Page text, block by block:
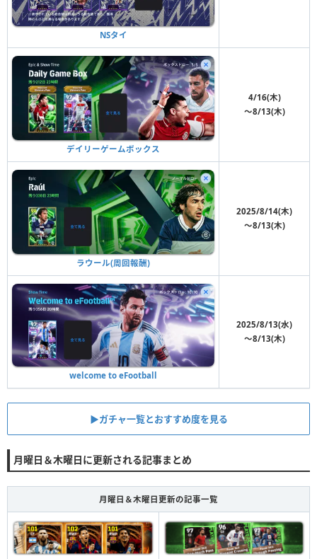
NSタイ
デイリーゲームボックス
4/16(木)
〜8/13(木)
ラウール(周回報酬)
2025/8/14(木)
〜8/13(木)
welcome to eFootball
2025/8/13(水)
〜8/13(木)
▶︎ガチャ一覧とおすすめ度を見る
月曜日＆木曜日に更新される記事まとめ
月曜日＆木曜日更新の記事一覧